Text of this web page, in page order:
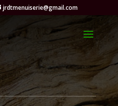
jrdtmenuiserie@gmail.com